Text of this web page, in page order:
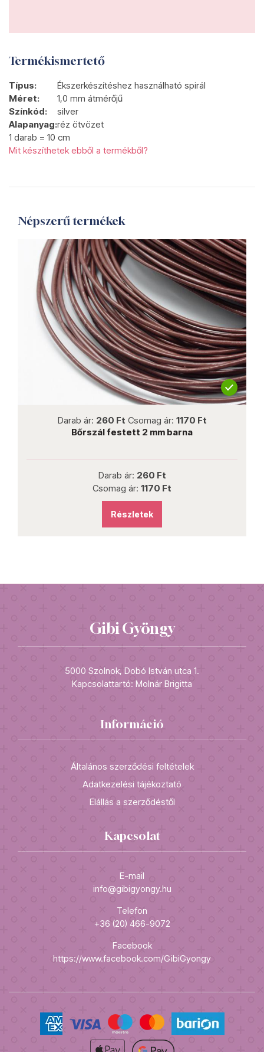
Termékismertető
Típus:
Ékszerkészítéshez használható spirál
Méret:
1,0 mm átmérőjű
Színkód:
silver
Alapanyag:réz ötvözet
1 darab = 10 cm
Mit készíthetek ebből a termékből?
Népszerű termékek
Darab ár: 260 Ft Csomag ár: 1170 Ft
Bőrszál festett 2 mm barna
Darab ár: 260 Ft
Csomag ár: 1170 Ft
Részletek
Gibi Gyöngy
5000 Szolnok, Dobó István utca 1.
Kapcsolattartó: Molnár Brigitta
Információ
Általános szerződési feltételek
Adatkezelési tájékoztató
Elállás a szerződéstől
Kapcsolat
E-mail
info@gibigyongy.hu
Telefon
+36 (20) 466-9072
Facebook
https://www.facebook.com/GibiGyongy